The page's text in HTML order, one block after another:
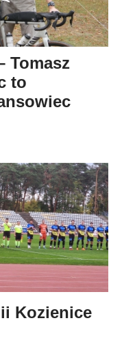
Tomasz
to
Kozienice